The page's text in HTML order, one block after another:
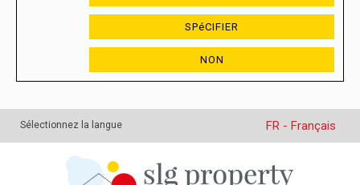
SPéCIFIER
NON
Sélectionnez la langue FR - Français